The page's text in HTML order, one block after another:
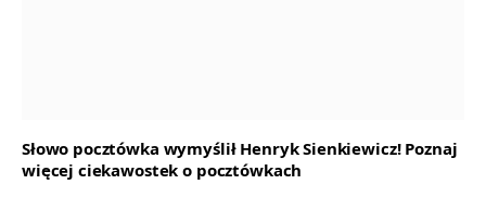
Słowo pocztówka wymyślił Henryk Sienkiewicz! Poznaj
więcej ciekawostek o pocztówkach